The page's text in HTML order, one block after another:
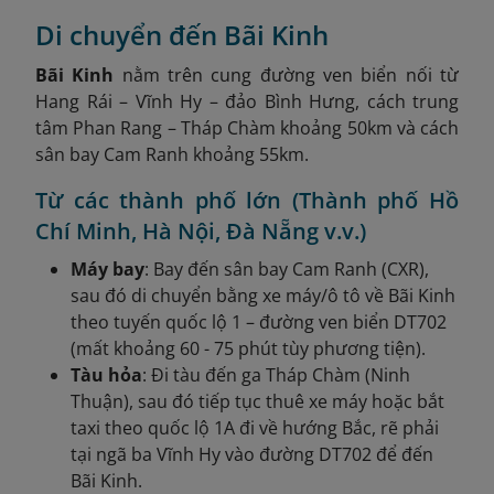
Di chuyển đến Bãi Kinh
Bãi Kinh nằm trên cung đường ven biển nối từ
Hang Rái – Vĩnh Hy – đảo Bình Hưng, cách trung
tâm Phan Rang – Tháp Chàm khoảng 50km và cách
sân bay Cam Ranh khoảng 55km.
Từ các thành phố lớn (Thành phố Hồ
Chí Minh, Hà Nội, Đà Nẵng v.v.)
Máy bay: Bay đến sân bay Cam Ranh (CXR),
sau đó di chuyển bằng xe máy/ô tô về Bãi Kinh
theo tuyến quốc lộ 1 – đường ven biển DT702
(mất khoảng 60 - 75 phút tùy phương tiện).
Tàu hỏa: Đi tàu đến ga Tháp Chàm (Ninh
Thuận), sau đó tiếp tục thuê xe máy hoặc bắt
taxi theo quốc lộ 1A đi về hướng Bắc, rẽ phải
tại ngã ba Vĩnh Hy vào đường DT702 để đến
Bãi Kinh.